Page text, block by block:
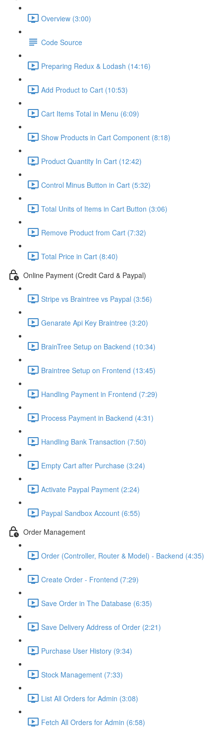
Overview (3:00)
Code Source
Preparing Redux & Lodash (14:16)
Add Product to Cart (10:53)
Cart Items Total in Menu (6:09)
Show Products in Cart Component (8:18)
Product Quantity In Cart (12:42)
Control Minus Button in Cart (5:32)
Total Units of Items in Cart Button (3:06)
Remove Product from Cart (7:32)
Total Price in Cart (8:40)
Online Payment (Credit Card & Paypal)
Stripe vs Braintree vs Paypal (3:56)
Genarate Api Key Braintree (3:20)
BrainTree Setup on Backend (10:34)
Braintree Setup on Frontend (13:45)
Handling Payment in Frontend (7:29)
Process Payment in Backend (4:31)
Handling Bank Transaction (7:50)
Empty Cart after Purchase (3:24)
Activate Paypal Payment (2:24)
Paypal Sandbox Account (6:55)
Order Management
Order (Controller, Router & Model) - Backend (4:35)
Create Order - Frontend (7:29)
Save Order in The Database (6:35)
Save Delivery Address of Order (2:21)
Purchase User History (9:34)
Stock Management (7:33)
List All Orders for Admin (3:08)
Fetch All Orders for Admin (6:58)